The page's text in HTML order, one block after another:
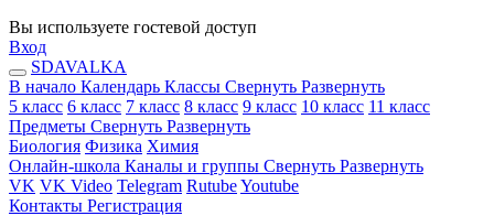
Вы используете гостевой доступ
Вход
SDAVALKA
В начало Календарь Классы Свернуть Развернуть
5 класс 6 класс 7 класс 8 класс 9 класс 10 класс 11 класс
Предметы Свернуть Развернуть
Биология Физика Химия
Онлайн-школа Каналы и группы Свернуть Развернуть
VK VK Video Telegram RutubeYoutube
Контакты Регистрация